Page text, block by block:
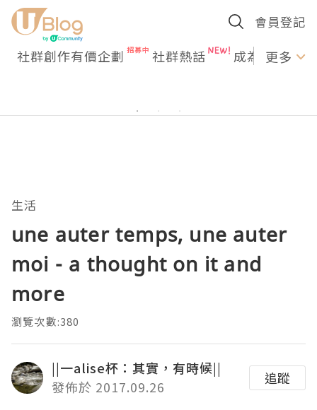
會員登記
社群創作有價企劃 社群熱話 成為U更多
生活
une auter temps, une auter
moi - a thought on it and
more
瀏覽次數:380
||一alise杯：其實，有時候||
發佈於 2017.09.26
追蹤